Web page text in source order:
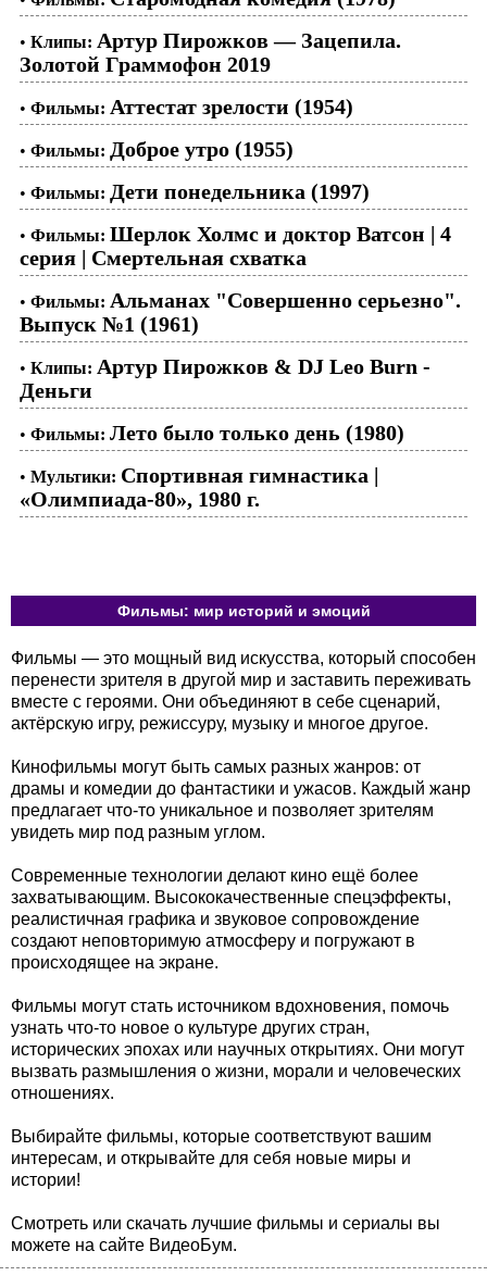
• Клипы: Артур Пирожков — Зацепила.
Золотой Граммофон 2019
• Фильмы: Аттестат зрелости (1954)
• Фильмы: Доброе утро (1955)
• Фильмы: Дети понедельника (1997)
• Фильмы: Шерлок Холмс и доктор Ватсон | 4
серия | Смертельная схватка
• Фильмы: Альманах "Совершенно серьезно".
Выпуск №1 (1961)
• Клипы: Артур Пирожков & DJ Leo Burn -
Деньги
• Фильмы: Лето было только день (1980)
• Мультики: Спортивная гимнастика |
«Олимпиада-80», 1980 г.
Фильмы: мир историй и эмоций
Фильмы — это мощный вид искусства, который способен
перенести зрителя в другой мир и заставить переживать
вместе с героями. Они объединяют в себе сценарий,
актёрскую игру, режиссуру, музыку и многое другое.
Кинофильмы могут быть самых разных жанров: от
драмы и комедии до фантастики и ужасов. Каждый жанр
предлагает что-то уникальное и позволяет зрителям
увидеть мир под разным углом.
Современные технологии делают кино ещё более
захватывающим. Высококачественные спецэффекты,
реалистичная графика и звуковое сопровождение
создают неповторимую атмосферу и погружают в
происходящее на экране.
Фильмы могут стать источником вдохновения, помочь
узнать что-то новое о культуре других стран,
исторических эпохах или научных открытиях. Они могут
вызвать размышления о жизни, морали и человеческих
отношениях.
Выбирайте фильмы, которые соответствуют вашим
интересам, и открывайте для себя новые миры и
истории!
Смотреть или скачать лучшие фильмы и сериалы вы
можете на сайте ВидеоБум.